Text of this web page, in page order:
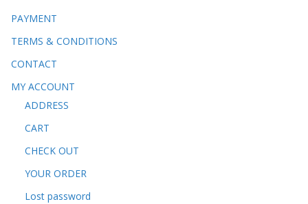
PAYMENT
TERMS & CONDITIONS
CONTACT
MY ACCOUNT
ADDRESS
CART
CHECK OUT
YOUR ORDER
Lost password